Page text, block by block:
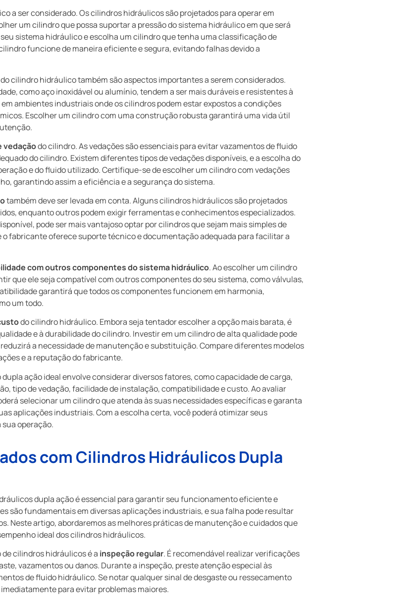
a ser considerado. Os cilindros hidráulicos são projetados para operar em
um cilindro que possa suportar a pressão do sistema hidráulico em que será
sistema hidráulico e escolha um cilindro que tenha uma classificação de
funcione de maneira eficiente e segura, evitando falhas devido a
do cilindro hidráulico também são aspectos importantes a serem considerados.
como aço inoxidável ou alumínio, tendem a ser mais duráveis e resistentes à
ambientes industriais onde os cilindros podem estar expostos a condições
Escolher um cilindro com uma construção robusta garantirá uma vida útil
vedaçãodo cilindro. As vedações são essenciais para evitar vazamentos de fluido
do cilindro. Existem diferentes tipos de vedações disponíveis, e a escolha do
e do fluido utilizado. Certifique-se de escolher um cilindro com vedações
garantindo assim a eficiência e a segurança do sistema.
também deve ser levada em conta. Alguns cilindros hidráulicos são projetados
enquanto outros podem exigir ferramentas e conhecimentos especializados.
pode ser mais vantajoso optar por cilindros que sejam mais simples de
o fabricante oferece suporte técnico e documentação adequada para facilitar a
com outros componentes do sistema hidráulico. Ao escolher um cilindro
que ele seja compatível com outros componentes do seu sistema, como válvulas,
garantirá que todos os componentes funcionem em harmonia,
um todo.
do cilindro hidráulico. Embora seja tentador escolher a opção mais barata, é
e à durabilidade do cilindro. Investir em um cilindro de alta qualidade pode
a necessidade de manutenção e substituição. Compare diferentes modelos
e a reputação do fabricante.
ação ideal envolve considerar diversos fatores, como capacidade de carga,
tipo de vedação, facilidade de instalação, compatibilidade e custo. Ao avaliar
selecionar um cilindro que atenda às suas necessidades específicas e garanta
aplicações industriais. Com a escolha certa, você poderá otimizar seus
operação.
com Cilindros Hidráulicos Dupla
dupla ação é essencial para garantir seu funcionamento eficiente e
são fundamentais em diversas aplicações industriais, e sua falha pode resultar
Neste artigo, abordaremos as melhores práticas de manutenção e cuidados que
ideal dos cilindros hidráulicos.
cilindros hidráulicos é a inspeção regular. É recomendável realizar verificações
vazamentos ou danos. Durante a inspeção, preste atenção especial às
de fluido hidráulico. Se notar qualquer sinal de desgaste ou ressecamento
para evitar problemas maiores.